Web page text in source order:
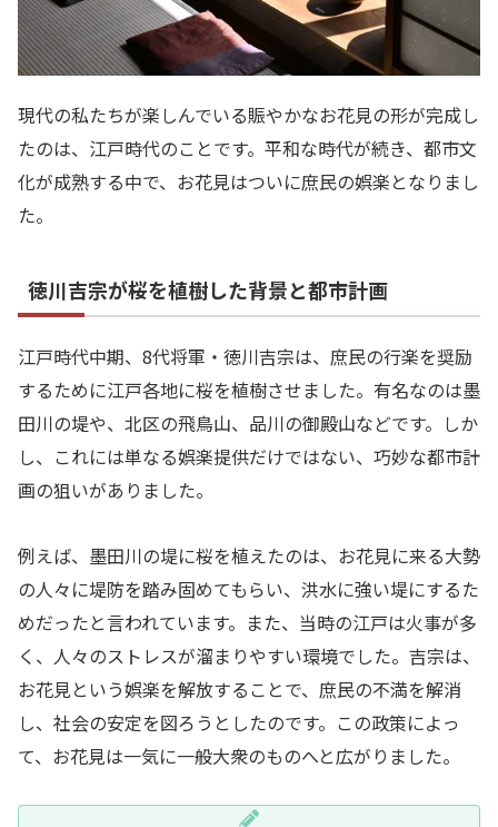
現代の私たちが楽しんでいる賑やかなお花見の形が完成し
たのは、江戸時代のことです。平和な時代が続き、都市文
化が成熟する中で、お花見はついに庶民の娯楽となりまし
た。
徳川吉宗が桜を植樹した背景と都市計画
江戸時代中期、8代将軍・徳川吉宗は、庶民の行楽を奨励
するために江戸各地に桜を植樹させました。有名なのは墨
田川の堤や、北区の飛鳥山、品川の御殿山などです。しか
し、これには単なる娯楽提供だけではない、巧妙な都市計
画の狙いがありました。
例えば、墨田川の堤に桜を植えたのは、お花見に来る大勢
の人々に堤防を踏み固めてもらい、洪水に強い堤にするた
めだったと言われています。また、当時の江戸は火事が多
く、人々のストレスが溜まりやすい環境でした。吉宗は、
お花見という娯楽を解放することで、庶民の不満を解消
し、社会の安定を図ろうとしたのです。この政策によっ
て、お花見は一気に一般大衆のものへと広がりました。